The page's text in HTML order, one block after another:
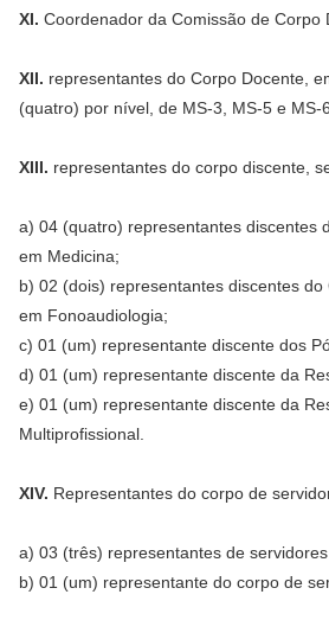
XI. Coordenador da Comissão de Corpo
XII. representantes do Corpo Docente,
(quatro) por nível, de MS-3, MS-5 e MS-
XIII. representantes do corpo discente,
a) 04 (quatro) representantes discentes
em Medicina;
b) 02 (dois) representantes discentes
em Fonoaudiologia;
c) 01 (um) representante discente dos
d) 01 (um) representante discente da
e) 01 (um) representante discente da
Multiprofissional.
XIV. Representantes do corpo de
a) 03 (três) representantes de
b) 01 (um) representante do corpo de